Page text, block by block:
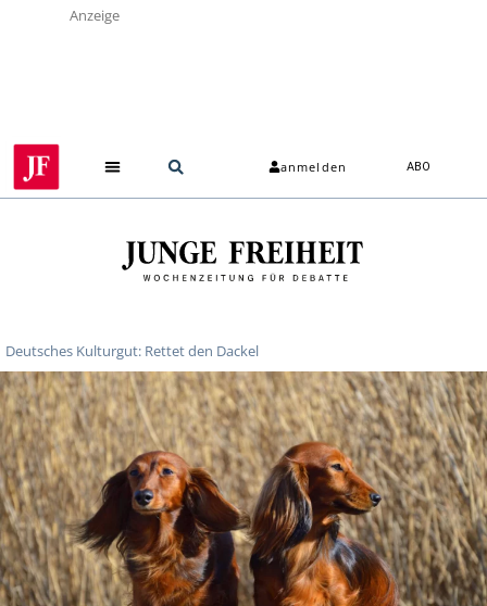
Anzeige
anmelden ABO
Deutsches Kulturgut: Rettet den Dackel